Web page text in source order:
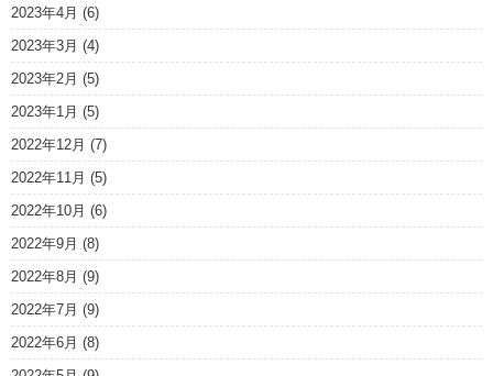
2023年4月 (6)
2023年3月 (4)
2023年2月 (5)
2023年1月 (5)
2022年12月 (7)
2022年11月 (5)
2022年10月 (6)
2022年9月 (8)
2022年8月 (9)
2022年7月 (9)
2022年6月 (8)